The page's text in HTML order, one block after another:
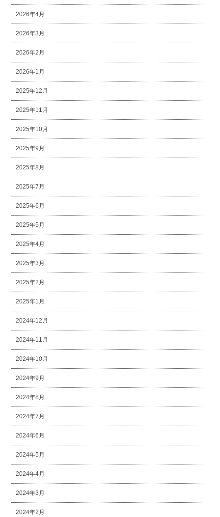
2026年4月
2026年3月
2026年2月
2026年1月
2025年12月
2025年11月
2025年10月
2025年9月
2025年8月
2025年7月
2025年6月
2025年5月
2025年4月
2025年3月
2025年2月
2025年1月
2024年12月
2024年11月
2024年10月
2024年9月
2024年8月
2024年7月
2024年6月
2024年5月
2024年4月
2024年3月
2024年2月